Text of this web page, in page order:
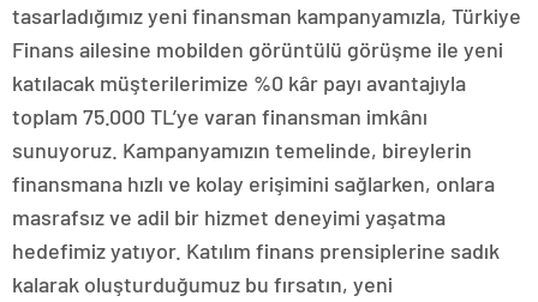
tasarladığımız yeni finansman kampanyamızla, Türkiye
Finans ailesine mobilden görüntülü görüşme ile yeni
katılacak müşterilerimize %0 kâr payı avantajıyla
toplam 75.000 TL’ye varan finansman imkânı
sunuyoruz. Kampanyamızın temelinde, bireylerin
finansmana hızlı ve kolay erişimini sağlarken, onlara
masrafsız ve adil bir hizmet deneyimi yaşatma
hedefimiz yatıyor. Katılım finans prensiplerine sadık
kalarak oluşturduğumuz bu fırsatın, yeni